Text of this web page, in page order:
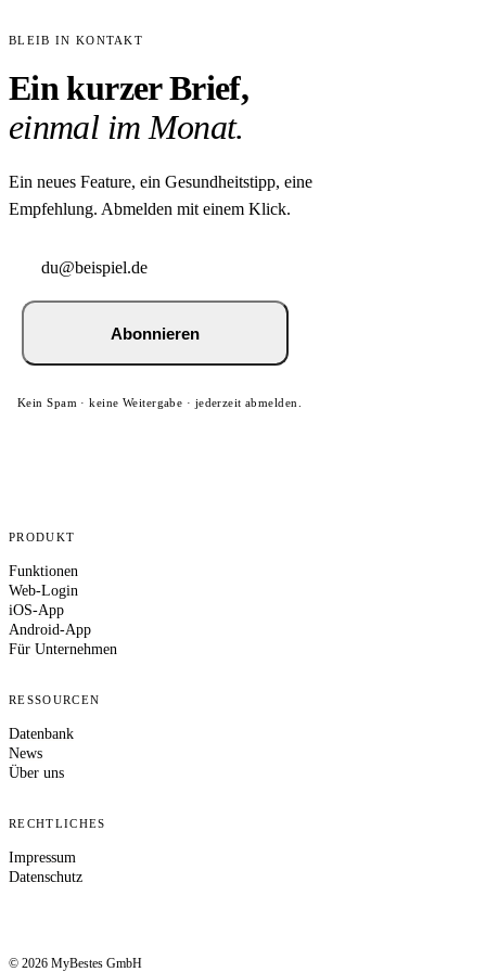
BLEIB IN KONTAKT
Ein kurzer Brief,
einmal im Monat.
Ein neues Feature, ein Gesundheitstipp, eine
Empfehlung. Abmelden mit einem Klick.
Abonnieren
Kein Spam · keine Weitergabe · jederzeit abmelden.
PRODUKT
Funktionen
Web-Login
iOS-App
Android-App
Für Unternehmen
RESSOURCEN
Datenbank
News
Über uns
RECHTLICHES
Impressum
Datenschutz
© 2026 MyBestes GmbH